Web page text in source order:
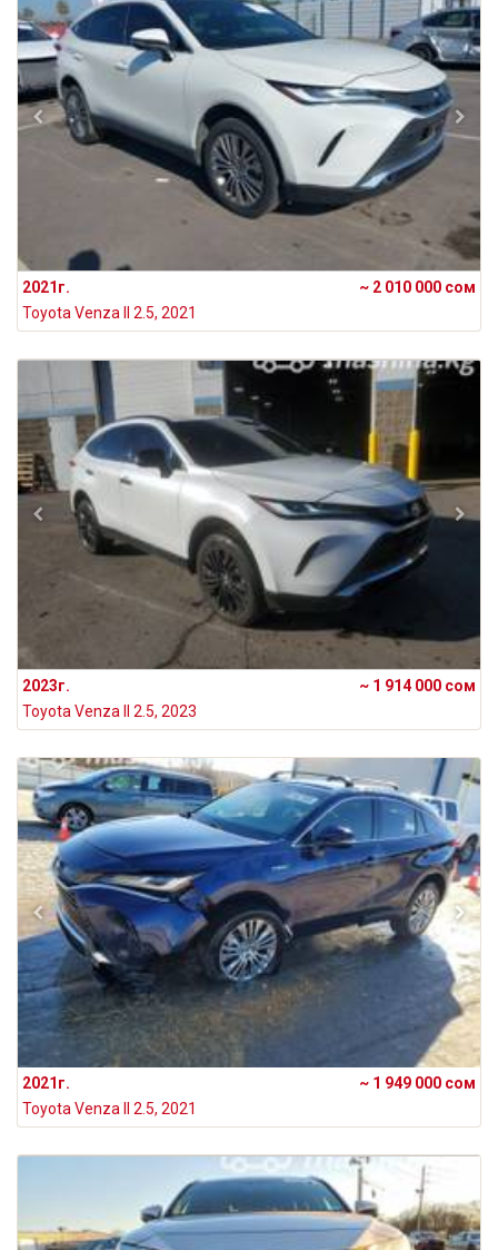
2021г.
~ 2 010 000 сом
Toyota Venza II 2.5, 2021
2023г.
~ 1 914 000 сом
Toyota Venza II 2.5, 2023
2021г.
~ 1 949 000 сом
Toyota Venza II 2.5, 2021